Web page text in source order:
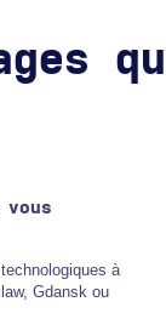
vous
à
Gdansk ou